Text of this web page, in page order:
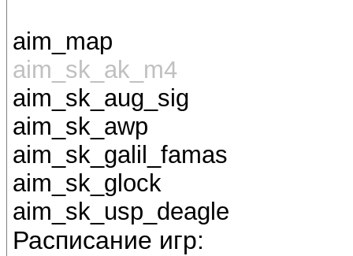
aim_map
aim_sk_ak_m4
aim_sk_aug_sig
aim_sk_awp
aim_sk_galil_famas
aim_sk_glock
aim_sk_usp_deagle
Расписание игр: